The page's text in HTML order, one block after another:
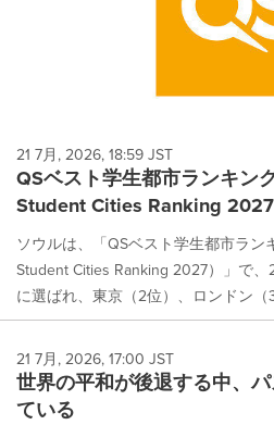
21 7月, 2026, 18:59 JST
QSベスト学生都市ランキン
Student Cities Ranking 2027
ソウルは、「QSベスト学生都市ラン
Student Cities Ranking 2027）」で
に選ばれ、東京（2位）、ロンドン
21 7月, 2026, 17:00 JST
世界の平和が後退する中、
ている